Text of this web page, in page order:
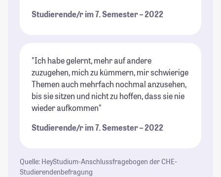
Studierende/r im 7. Semester – 2022
"Ich habe gelernt, mehr auf andere
zuzugehen, mich zu kümmern, mir schwierige
Themen auch mehrfach nochmal anzusehen,
bis sie sitzen und nicht zu hoffen, dass sie nie
wieder aufkommen"
Studierende/r im 7. Semester – 2022
Quelle: HeyStudium-Anschlussfragebogen der CHE-
Studierendenbefragung